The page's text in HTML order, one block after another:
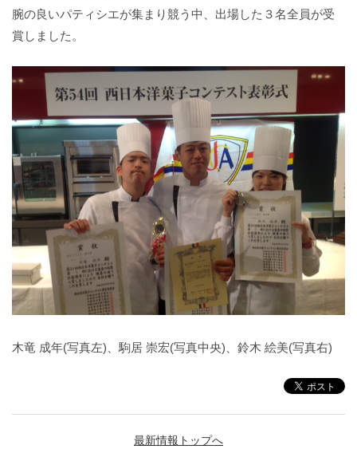
腕の良いパティシエが集まり競う中、出場した３名全員が受
賞しました。
木竜 成年(写真左)、駒居 崇宏(写真中央)、鈴木 絵美(写真右)
最新情報トップへ